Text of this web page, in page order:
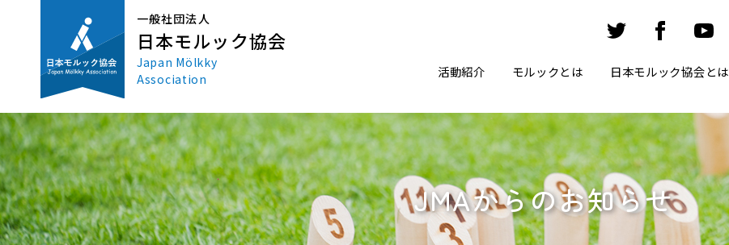
一般社団法人
日本モルック協会
Japan Mölkky
Association
活動紹介 モルックとは 日本モルック協会とは
JMAからのお知らせ